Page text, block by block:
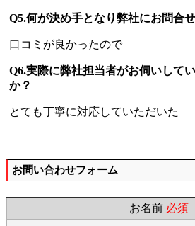
Q5.何が決め手となり弊社にお問合
口コミが良かったので
Q6.実際に弊社担当者がお伺いして
か？
とても丁寧に対応していただいた
お問い合わせフォーム
お名前 必須